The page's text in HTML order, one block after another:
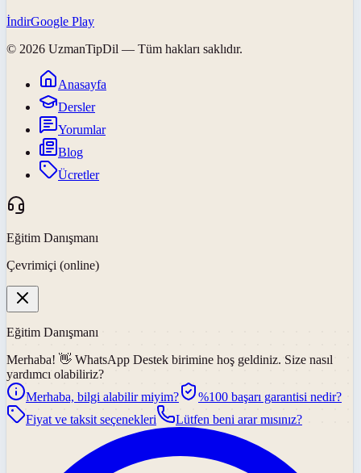
İndirGoogle Play
© 2026 UzmanTipDil — Tüm hakları saklıdır.
Anasayfa
Dersler
Yorumlar
Blog
Ücretler
Eğitim Danışmanı
Çevrimiçi (online)
Eğitim Danışmanı
Merhaba! 👋 WhatsApp Destek birimine hoş geldiniz. Size nasıl
yardımcı olabiliriz?
Merhaba, bilgi alabilir miyim?
%100 başarı garantisi nedir?
Fiyat ve taksit seçenekleri
Lütfen beni arar mısınız?